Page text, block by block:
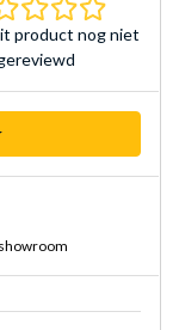
product nog niet